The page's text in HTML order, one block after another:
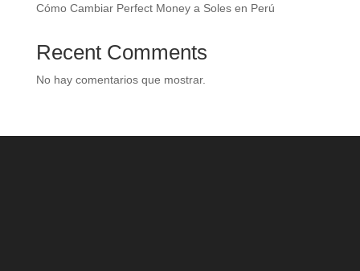
Cómo Cambiar Perfect Money a Soles en Perú
Recent Comments
No hay comentarios que mostrar.